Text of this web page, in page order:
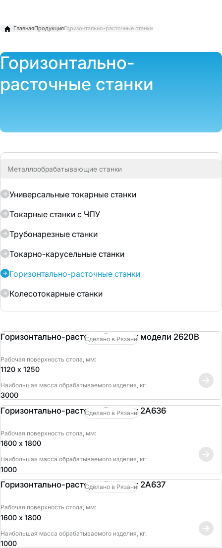
ГлавнаяПродукцияГоризонтально-расточные станки
Горизонтально-
расточные станки
Металлообрабатывающие станки
Универсальные токарные станки
Токарные станки с ЧПУ
Трубонарезные станки
Токарно-карусельные станки
Горизонтально-расточные станки
Колесотокарные станки
Горизонтально-расточной станок модели 2620В
Сделано в Рязани
Рабочая поверхность стола, мм:
1120 х 1250
Наибольшая масса обрабатываемого изделия, кг:
3000
Горизонтально-расточной станок 2А636
Сделано в Рязани
Рабочая поверхность стола, мм:
1600 х 1800
Наибольшая масса обрабатываемого изделия, кг:
1000
Горизонтально-расточной станок 2А637
Сделано в Рязани
Рабочая поверхность стола, мм:
1600 х 1800
Наибольшая масса обрабатываемого изделия, кг:
1000